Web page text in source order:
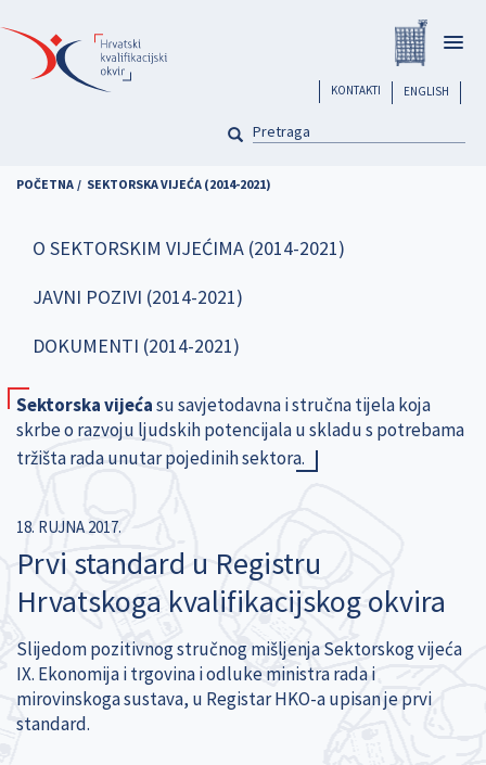
na
glavni
sadržaj
ENGLISH
header
KONTAKTI
PRETRAGA
POČETNA SEKTORSKA VIJEĆA (2014-2021)
O SEKTORSKIM VIJEĆIMA (2014-2021)
JAVNI POZIVI (2014-2021)
DOKUMENTI (2014-2021)
Sektorska vijećasu savjetodavna i stručna tijela koja
skrbe o razvoju ljudskih potencijala u skladu s potrebama
tržišta rada unutar pojedinih sektora.
18. RUJNA 2017.
Prvi standard u Registru
Hrvatskoga kvalifikacijskog okvira
Slijedom pozitivnog stručnog mišljenja Sektorskog vijeća
IX. Ekonomija i trgovina i odluke ministra rada i
mirovinskoga sustava, u Registar HKO-a upisan je prvi
standard.